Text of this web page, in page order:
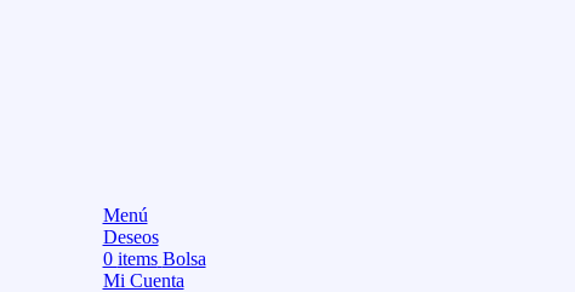
Menú
Deseos
0 items Bolsa
Mi Cuenta